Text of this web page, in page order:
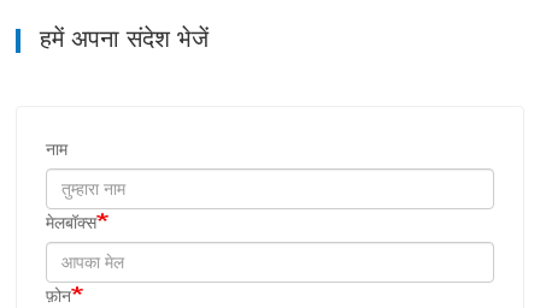
हमें अपना संदेश भेजें
नाम
मेलबॉक्स
फ़ोन